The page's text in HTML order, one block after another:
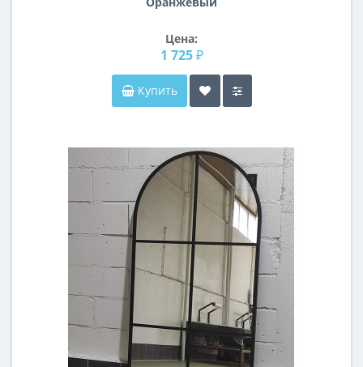
Цена:
1 725 ₽
Купить